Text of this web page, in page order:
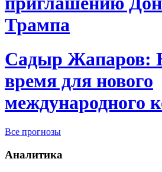
Трампа
Садыр Жапаров:
время для нового
международного
Все прогнозы
Аналитика